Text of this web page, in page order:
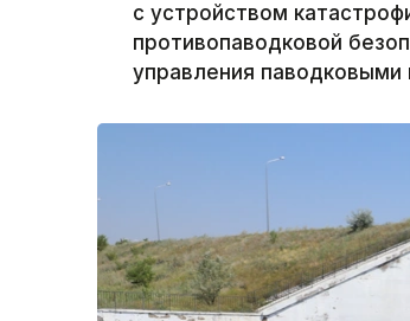
с устройством
противопаводковой
управления